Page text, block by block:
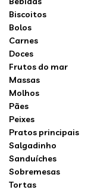
Biscoitos
Bolos
Carnes
Doces
Frutos do mar
Massas
Molhos
Pães
Peixes
Pratos principais
Salgadinho
Sanduíches
Sobremesas
Tortas